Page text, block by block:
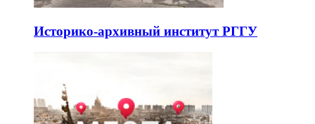
Историко-архивный институт РГГУ